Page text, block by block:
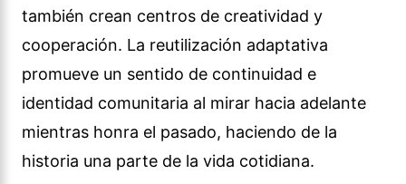
también crean centros de creatividad y
cooperación. La reutilización adaptativa
promueve un sentido de continuidad e
identidad comunitaria al mirar hacia adelante
mientras honra el pasado, haciendo de la
historia una parte de la vida cotidiana.